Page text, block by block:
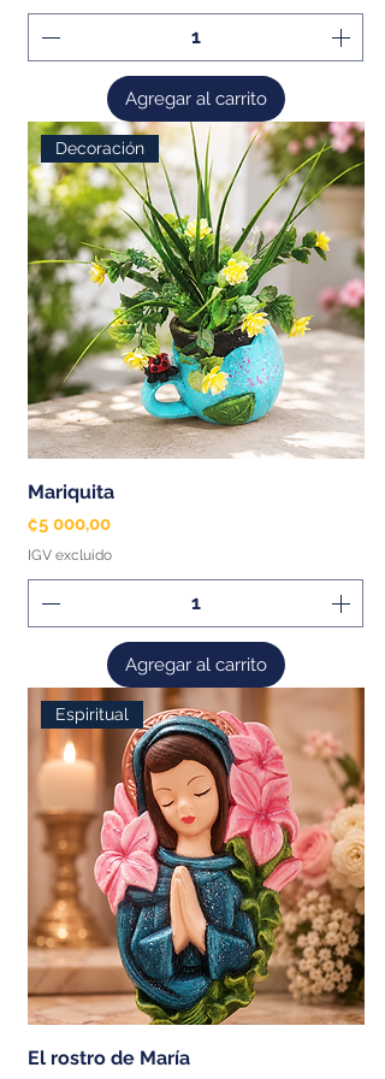
Agregar al carrito
Decoración
Mariquita
Precio
₡5 000,00
IGV excluido
Agregar al carrito
Espiritual
El rostro de María